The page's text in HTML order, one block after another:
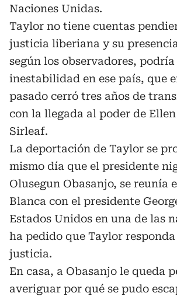
Naciones Unidas.
Taylor no tiene cuentas
justicia liberiana y su
según los observadores,
inestabilidad en ese país, que
pasado cerró tres años de
con la llegada al poder de
Sirleaf.
La deportación de Taylor se
mismo día que el presidente
Olusegun Obasanjo, se reunía
Blanca con el presidente
Estados Unidos en una de las
ha pedido que Taylor
justicia.
En casa, a Obasanjo le queda
averiguar por qué se pudo